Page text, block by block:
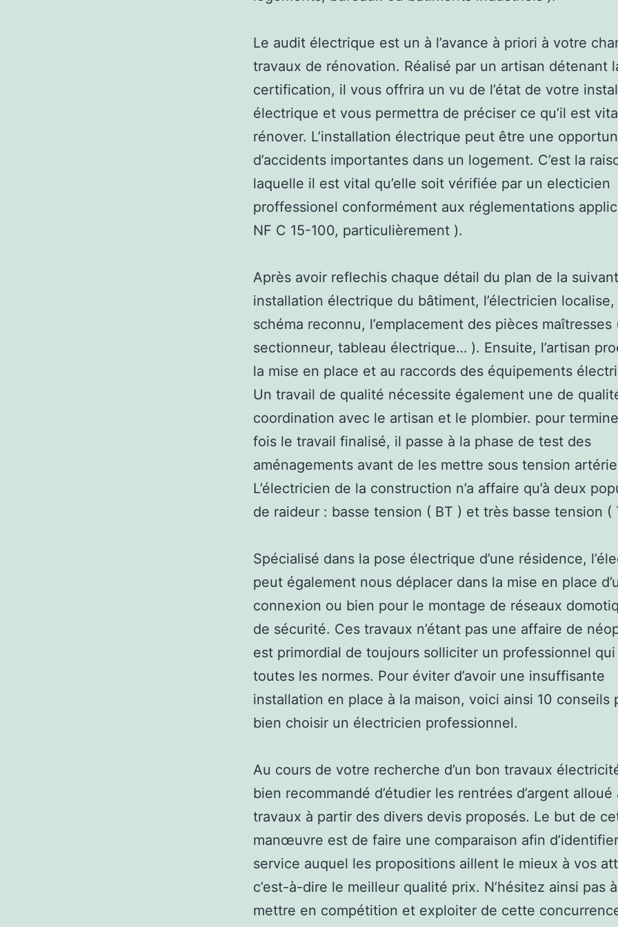
Le audit électrique est un à l’avance à priori à votre
travaux de rénovation. Réalisé par un artisan détenant
certification, il vous offrira un vu de l’état de votre
électrique et vous permettra de préciser ce qu’il est
rénover. L’installation électrique peut être une
d’accidents importantes dans un logement. C’est la
laquelle il est vital qu’elle soit vérifiée par un electicien
proffessionel conformément aux réglementations
NF C 15-100, particulièrement ).
Après avoir reflechis chaque détail du plan de la
installation électrique du bâtiment, l’électricien
schéma reconnu, l’emplacement des pièces maîtresses
sectionneur, tableau électrique… ). Ensuite, l’artisan
la mise en place et au raccords des équipements
Un travail de qualité nécessite également une de
coordination avec le artisan et le plombier. pour
fois le travail finalisé, il passe à la phase de test des
aménagements avant de les mettre sous tension
L’électricien de la construction n’a affaire qu’à deux
de raideur : basse tension ( BT ) et très basse tension (
Spécialisé dans la pose électrique d’une résidence,
peut également nous déplacer dans la mise en place
connexion ou bien pour le montage de réseaux
de sécurité. Ces travaux n’étant pas une affaire de
est primordial de toujours solliciter un professionnel
toutes les normes. Pour éviter d’avoir une insuffisante
installation en place à la maison, voici ainsi 10 conseils
bien choisir un électricien professionnel.
Au cours de votre recherche d’un bon travaux
bien recommandé d’étudier les rentrées d’argent alloué
travaux à partir des divers devis proposés. Le but de
manœuvre est de faire une comparaison afin
service auquel les propositions aillent le mieux à vos
c’est-à-dire le meilleur qualité prix. N’hésitez ainsi pas
mettre en compétition et exploiter de cette